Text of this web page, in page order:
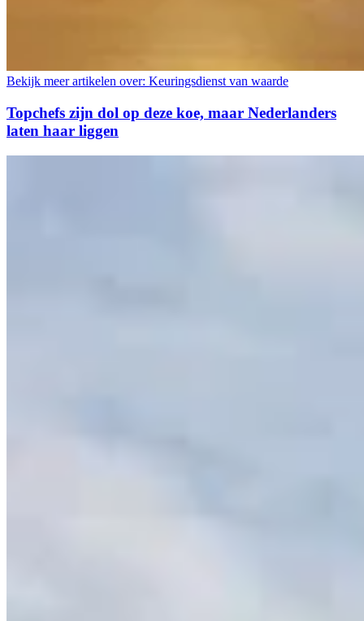
Bekijk meer artikelen over: Keuringsdienst van waarde
Topchefs zijn dol op deze koe, maar Nederlanders
laten haar liggen